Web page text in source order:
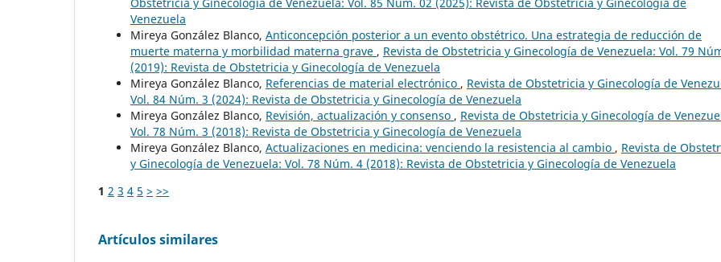
Venezuela
Mireya González Blanco, Anticoncepción posterior a un evento obstétrico. Una estrategia de reducción de
muerte materna y morbilidad materna grave , Revista de Obstetricia y Ginecología de Venezuela: Vol. 79
(2019): Revista de Obstetricia y Ginecología de Venezuela
Mireya González Blanco, Referencias de material electrónico , Revista de Obstetricia y Ginecología de
Vol. 84 Núm. 3 (2024): Revista de Obstetricia y Ginecología de Venezuela
Mireya González Blanco, Revisión, actualización y consenso , Revista de Obstetricia y Ginecología de
Vol. 78 Núm. 3 (2018): Revista de Obstetricia y Ginecología de Venezuela
Mireya González Blanco, Actualizaciones en medicina: venciendo la resistencia al cambio , Revista de
y Ginecología de Venezuela: Vol. 78 Núm. 4 (2018): Revista de Obstetricia y Ginecología de Venezuela
1 2 3 4 5 > >>
Artículos similares